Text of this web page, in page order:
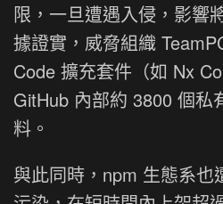
限，一旦遭遇入侵，影響
據證實，威脅組織
Code 擴充套件（如 Nx
GitHub 內部約 3800 個私
料。
與此同時，npm 生態系也